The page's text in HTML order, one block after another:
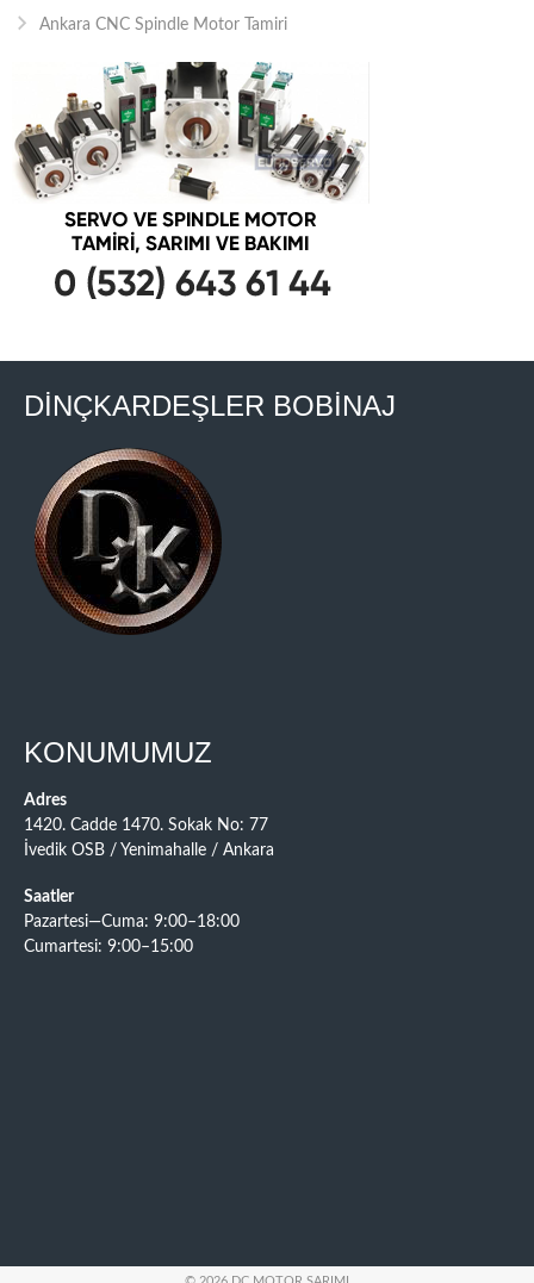
Ankara CNC Spindle Motor Tamiri
DİNÇKARDEŞLER BOBİNAJ
KONUMUMUZ
Adres
1420. Cadde 1470. Sokak No: 77
İvedik OSB / Yenimahalle / Ankara
Saatler
Pazartesi—Cuma: 9:00–18:00
Cumartesi: 9:00–15:00